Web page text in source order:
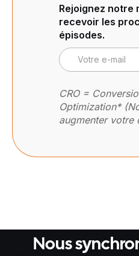
Rejoignez notre
recevoir les
épisodes.
CRO =
Optimization*
augmenter votre
Nous